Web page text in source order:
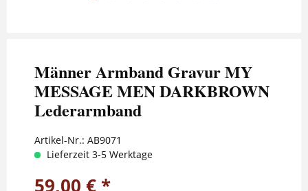
Männer Armband Gravur MY
MESSAGE MEN DARKBROWN
Lederarmband
Artikel-Nr.: AB9071
Lieferzeit 3-5 Werktage
59,00 € *